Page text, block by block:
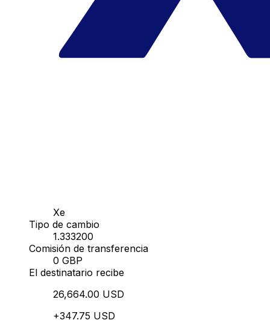
Xe
Tipo de cambio
1.333200
Comisión de transferencia
0 GBP
El destinatario recibe
26,664.00 USD
+347.75 USD